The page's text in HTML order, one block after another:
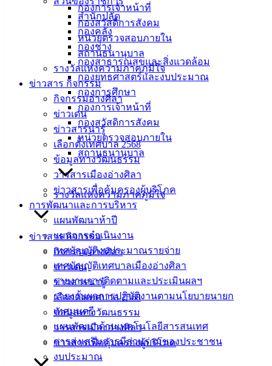
กองการเจ้าหน้าที่
กองสวัสดิการสังคม
หน่วยตรวจสอบภายใน
สถานธนานุบาล
รางวัลแห่งความภาคภูมิใจ
ข่าวสาร กิจกรรม
กิจกรรมอ่างศิลา
ข่าวเด่น
ข่าวสารน่ารู้
เลือกตั้งเทศบาล 2568
ข้อมูลทางวัฒนธรรม
วารสารเมืองอ่างศิลา
ข่าวสารเพื่อคุ้มครองผู้บริโภค
การพัฒนาและการบริหาร
แผนพัฒนาห้าปี
แผนการดำเนินงาน
เทศบัญญัติงบประมาณรายจ่าย
เทศบัญญัติเทศบาลเมืองอ่างศิลา
รายงานการติดตามและประเมินผลฯ
รายงานผลการปฏิบัติงานตามนโยบายนายก
เทศมนตรี
แผนพัฒนาด้านเทคโนโลยีสารสนเทศ
การส่งเสริมการมีส่วนร่วมของประชาชน
งบประมาณ
สำนักปลัด
กองคลัง
กองช่าง
กองสาธารณสุขและสิ่งแวดล้อม
กองยุทธศาสตร์และงบประมาณ
กองการศึกษา
กองการเจ้าหน้าที่
กองสวัสดิการสังคม
หน่วยตรวจสอบภายใน
สถานธนานุบาล
รางวัลแห่งความภาคภูมิใจ
ข่าวสาร กิจกรรม
กิจกรรมอ่างศิลา
ข่าวเด่น
ข่าวสารน่ารู้
เลือกตั้งเทศบาล 2568
ข้อมูลทางวัฒนธรรม
วารสารเมืองอ่างศิลา
ข่าวสารเพื่อคุ้มครองผู้บริโภค
อ.เมือง จ.ชลบุรี
ติดต่อ :038-
บริการ
ประชาชน
ดาวน์โหลด
แบบ
ฟอร์ม,
เอกสาร
คู่มือ
สำหรับ
ประชาชน/
คู่มือการ
ปฏิบัติ
งาน
ข่าวสาร
น่ารู้
ศุนย์